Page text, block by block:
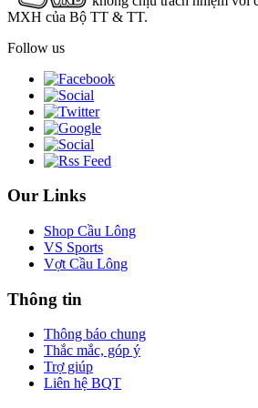
MXH của Bộ TT & TT.
Follow us
Our Links
Shop Cầu Lông
VS Sports
Vợt Cầu Lông
Thông tin
Thông báo chung
Thắc mắc, góp ý
Trợ giúp
Liên hệ BQT